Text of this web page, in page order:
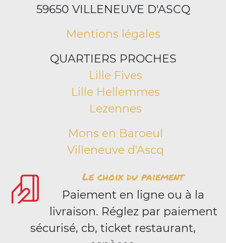
59650 VILLENEUVE D'ASCQ
Mentions légales
QUARTIERS PROCHES
Lille Fives
Lille Hellemmes
Lezennes
Mons en Baroeul
Villeneuve d'Ascq
Le choix du paiement
Paiement en ligne ou à la
livraison. Réglez par paiement
sécurisé, cb, ticket restaurant,